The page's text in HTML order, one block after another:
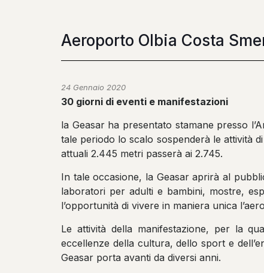
Aeroporto Olbia Costa
24 Gennaio 2020
30 giorni di eventi e manifestazioni
la Geasar ha presentato stamane presso
tale periodo lo scalo sospenderà le attività
attuali 2.445 metri passerà ai 2.745.
In tale occasione, la Geasar aprirà al
laboratori per adulti e bambini, mostre,
l’opportunità di vivere in maniera unica
Le attività della manifestazione, per la
eccellenze della cultura, dello sport e
Geasar porta avanti da diversi anni.